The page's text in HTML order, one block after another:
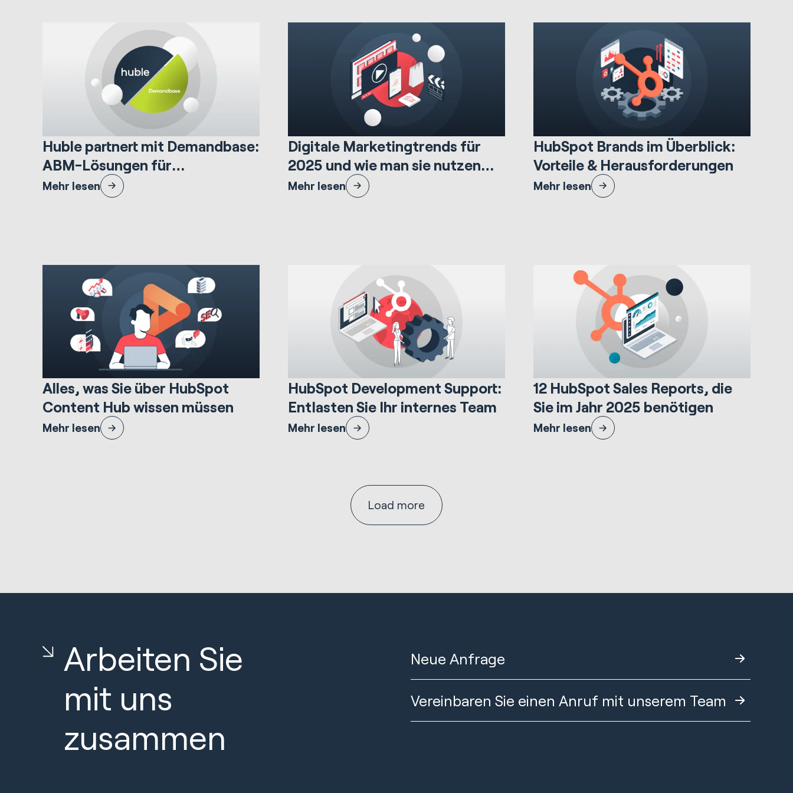
Marketing & Creative 7.62 Minuten lesezeit
Huble partnert mit Demandbase:
ABM-Lösungen für
Großunternehmen
Huble ist stolz darauf, eine strategische Partnerschaft
mit Demandbase anzukündigen.
Mehr lesen
Marketing & Creative 16.988 Minuten lesezeit
Digitale Marketingtrends für
2025 und wie man sie nutzen
kann
Entdecken Sie die Digital Marketing Trends 2025 – und
wie Sie sie gezielt für Ihr Business einsetzen.
Mehr lesen
HubSpot Implementations 10.86 Minuten lesezeit
HubSpot Brands im Überblick:
Vorteile & Herausforderungen
Erfahren Sie, wie HubSpot Brands, ehemals bekannt als
Business Units, genutzt werden können.
Mehr lesen
Websites & Portals 14.664 Minuten lesezeit
Alles, was Sie über HubSpot
Content Hub wissen müssen
Erfahren Sie alles über den Content Hub von HubSpot,
einschließlich der wichtigsten Vorteile und Preise, und
Mehr lesen
HubSpot Implementations 17.396 Minuten lesezeit
HubSpot Development Support:
Entlasten Sie Ihr internes Team
Erfahren Sie, wie Unternehmen ihre internen Teams
entlasten können, indem sie externe HubSpot
Mehr lesen
Sales & Revenue 19.94 Minuten lesezeit
12 HubSpot Sales Reports, die
Sie im Jahr 2025 benötigen
Entdecken Sie HubSpot Sales Reporting mit 12
leistungsstarken, anpassbaren Reports, die für
Mehr lesen
Load more
Arbeiten Sie
mit uns
zusammen
Neue Anfrage
Vereinbaren Sie einen Anruf mit unserem Team